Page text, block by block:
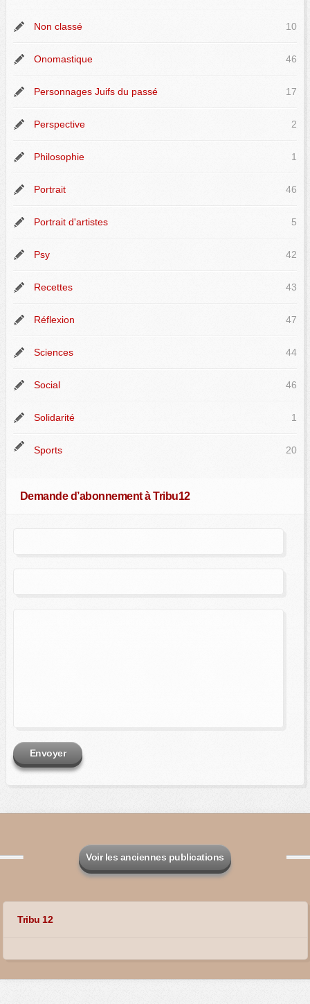
Non classé 10
Onomastique 46
Personnages Juifs du passé 17
Perspective 2
Philosophie 1
Portrait 46
Portrait d'artistes 5
Psy 42
Recettes 43
Réflexion 47
Sciences 44
Social 46
Solidarité 1
Sports 20
Demande d’abonnement à Tribu12
Envoyer
Voir les anciennes publications
Tribu 12